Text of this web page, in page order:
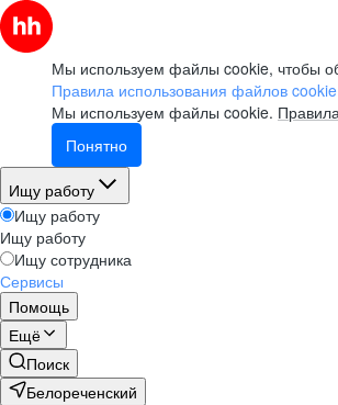
Мы используем файлы cookie, чтобы
Правила использования файлов cookie
Мы используем файлы cookie.
Понятно
Ищу работу
Ищу работу
Ищу работу
Ищу сотрудника
Сервисы
Помощь
Ещё
Поиск
Белореченский